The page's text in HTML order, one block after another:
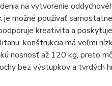
na vytvorenie
možné používať
kreativita a
konštrukcia má veľmi
nosnosť až 120 kg, preto
bez výstupkov a tvrdých